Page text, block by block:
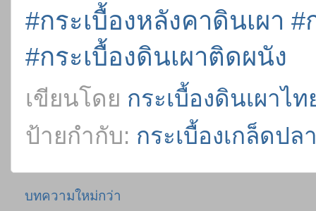
#กระเบื้องหลังคาดินเผา #
#กระเบื้องดินเผาติดผนัง
เขียนโดย กระเบื้องดินเผาไท
ป้ายกำกับ: กระเบื้องเกล็ดปล
บทความใหม่กว่า